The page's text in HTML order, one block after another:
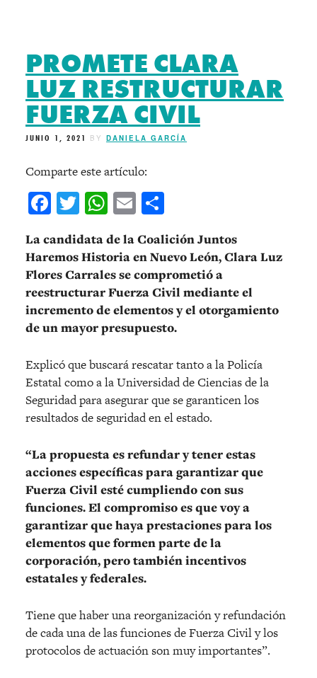
PROMETE CLARA
LUZ RESTRUCTURAR
FUERZA CIVIL
JUNIO 1, 2021 BY DANIELA GARCÍA
Comparte este artículo:
Facebook
Twitter
WhatsApp
Email
La candidata de la Coalición Juntos
Haremos Historia en Nuevo León, Clara Luz
Flores Carrales se comprometió a
reestructurar Fuerza Civil mediante el
incremento de elementos y el otorgamiento
de un mayor presupuesto.
Explicó que buscará rescatar tanto a la Policía
Estatal como a la Universidad de Ciencias de la
Seguridad para asegurar que se garanticen los
resultados de seguridad en el estado.
“La propuesta es refundar y tener estas
acciones específicas para garantizar que
Fuerza Civil esté cumpliendo con sus
funciones. El compromiso es que voy a
garantizar que haya prestaciones para los
elementos que formen parte de la
corporación, pero también incentivos
estatales y federales.
Tiene que haber una reorganización y refundación
de cada una de las funciones de Fuerza Civil y los
protocolos de actuación son muy importantes”.